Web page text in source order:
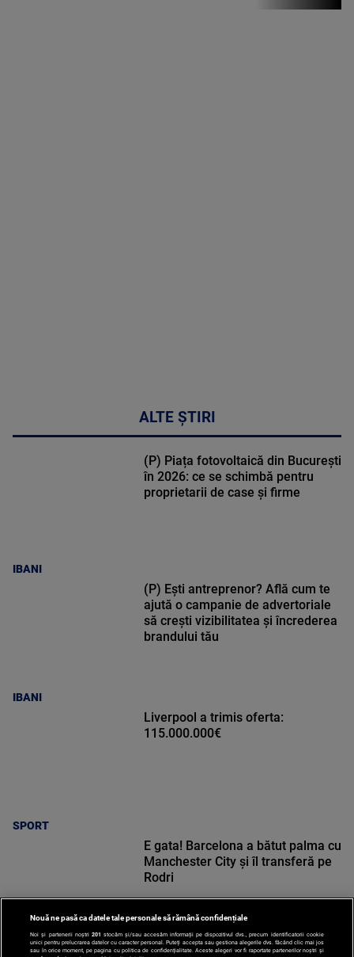
ALTE ȘTIRI
IBANI
(P) Piața fotovoltaică din București
în 2026: ce se schimbă pentru
proprietarii de case și firme
IBANI
(P) Ești antreprenor? Află cum te
ajută o campanie de advertoriale
să crești vizibilitatea și încrederea
brandului tău
SPORT
Liverpool a trimis oferta:
115.000.000€
SPORT
E gata! Barcelona a bătut palma cu
Manchester City și îl transferă pe
Rodri
Nouă ne pasă ca datele tale personale să rămână confidențiale
Noi și partenerii noștri 201 stocăm și/sau accesăm informații pe dispozitivul dvs., precum identificatorii cookie
unici pentru prelucrarea datelor cu caracter personal. Puteți accepta sau gestiona alegerile dvs. făcând clic mai jos
sau în orice moment, pe pagina cu politica de confidențialitate. Aceste alegeri vor fi raportate partenerilor noștri și